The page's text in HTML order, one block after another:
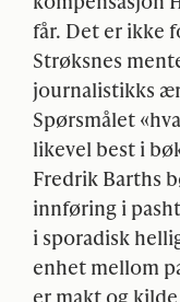
får. Det er ikke
Strøksnes
journalistikks
Spørsmålet
likevel best i
Fredrik Barths
innføring i
i sporadisk
enhet mellom
er makt og